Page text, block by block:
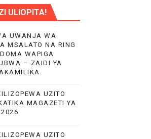
ULIOPITA!
UWANJA WA
MSALATO NA RING
WAPIGA
– ZAIDI YA
UZITO
MAGAZETI YA
UZITO